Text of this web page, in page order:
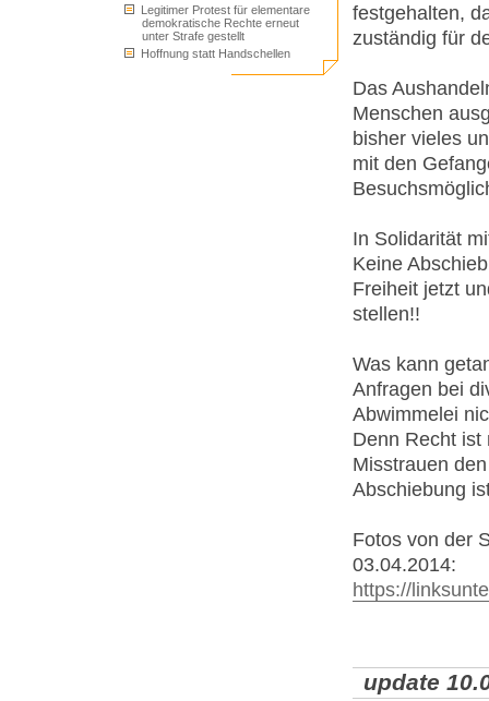
Legitimer Protest für elementare
demokratische Rechte erneut
unter Strafe gestellt
Hoffnung statt Handschellen
festgehalten,
zuständig für
Das
Menschen
bisher vieles
mit den
In Solidarität
Keine
Freiheit jetzt
stellen!!
Was kann
Anfragen bei
Abwimmelei
Denn Recht ist
Misstrauen
Abschiebung
Fotos von der
03.04.2014:
https://
update